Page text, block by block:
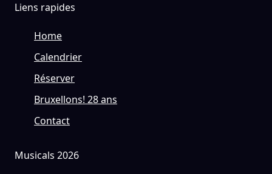
Liens rapides
Home
Calendrier
Réserver
Bruxellons! 28 ans
Contact
Musicals 2026